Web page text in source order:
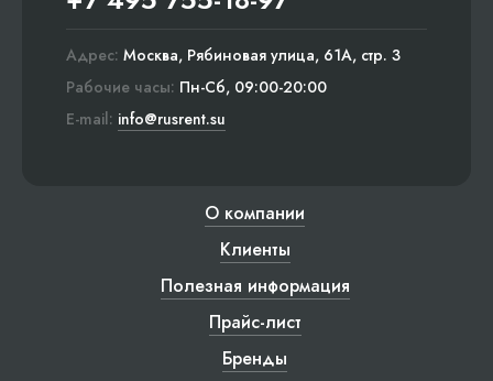
Адрес: Москва, Рябиновая улица, 61А, стр. 3
Рабочие часы: Пн-Сб, 09:00-20:00
E-mail: info@rusrent.su
О компании
Клиенты
Полезная информация
Прайс-лист
Бренды